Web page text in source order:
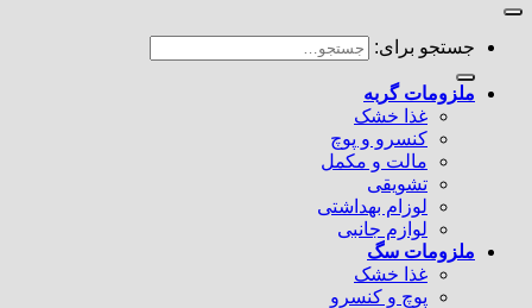
جستجو برای:
ملزومات گربه
غذا خشک
کنسرو و پوچ
مالت و مکمل
تشویقی
لوزام بهداشتی
لوازم جانبی
ملزومات سگ
غذا خشک
پوچ و کنسرو